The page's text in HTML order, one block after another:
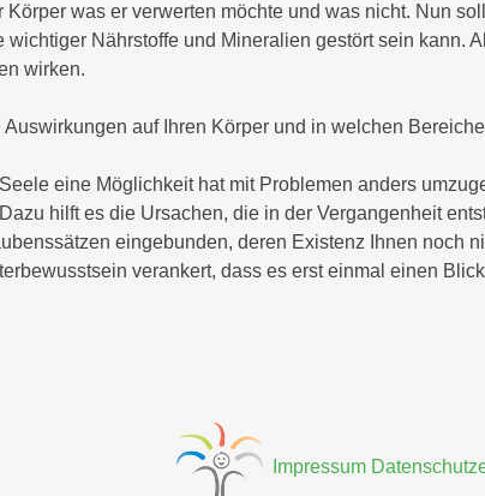
Körper was er verwerten möchte und was nicht. Nun
wichtiger Nährstoffe und Mineralien gestört sein kann.
wirken.
auf Ihren Körper und in welchen
eine Möglichkeit hat mit Problemen anders
hilft es die Ursachen, die in der Vergangenheit
eingebunden, deren Existenz Ihnen noch
verankert, dass es erst einmal einen
Impressum